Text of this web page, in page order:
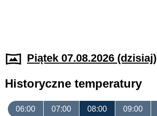
Piątek 07.08.2026 (dzisiaj)
Historyczne temperatury
06:00 07:00 08:00 09:00